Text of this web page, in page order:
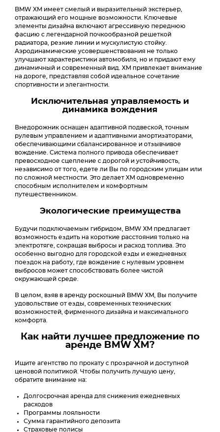
BMW XM имеет смелый и выразительный экстерьер,
отражающий его мощные возможности. Ключевые
элементы дизайна включают агрессивную переднюю
фасцию с легендарной почкообразной решеткой
радиатора, резкие линии и мускулистую стойку.
Аэродинамические усовершенствования не только
улучшают характеристики автомобиля, но и придают ему
динамичный и современный вид. XM привлекает внимание
на дороге, представляя собой идеальное сочетание
спортивности и элегантности.
Исключительная управляемость и
динамика вождения
Внедорожник оснащен адаптивной подвеской, точным
рулевым управлением и адаптивными амортизаторами,
обеспечивающими сбалансированное и отзывчивое
вождение. Система полного привода обеспечивает
превосходное сцепление с дорогой и устойчивость,
независимо от того, едете ли Вы по городским улицам или
по сложной местности. Это делает XM одновременно
способным исполнителем и комфортным
путешественником.
Экологические преимущества
Будучи подключаемым гибридом, BMW XM предлагает
возможность ездить на короткие расстояния только на
электротяге, сокращая выбросы и расход топлива. Это
особенно выгодно для городской езды и ежедневных
поездок на работу, где вождение с нулевым уровнем
выбросов может способствовать более чистой
окружающей среде.
В целом, взяв в аренду роскошный BMW XM, Вы получите
удовольствие от езды, современных технических
возможностей, фирменного дизайна и максимального
комфорта.
Как найти лучшее предложение по
аренде BMW XM?
Ищите агентство по прокату с прозрачной и доступной
ценовой политикой. Чтобы получить лучшую цену,
обратите внимание на:
Долгосрочная аренда для снижения ежедневных
расходов
Программы лояльности
Сумма гарантийного депозита
Страховые полисы